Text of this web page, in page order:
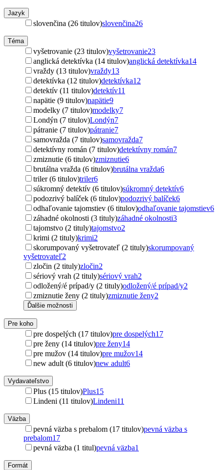
Jazyk
slovenčina (26 titulov)slovenčina26
Téma
vyšetrovanie (23 titulov)vyšetrovanie23
anglická detektívka (14 titulov)anglická detektívka14
vraždy (13 titulov)vraždy13
detektívka (12 titulov)detektívka12
detektív (11 titulov)detektív11
napätie (9 titulov)napätie9
modelky (7 titulov)modelky7
Londýn (7 titulov)Londýn7
pátranie (7 titulov)pátranie7
samovražda (7 titulov)samovražda7
detektívny román (7 titulov)detektívny román7
zmiznutie (6 titulov)zmiznutie6
brutálna vražda (6 titulov)brutálna vražda6
triler (6 titulov)triler6
súkromný detektív (6 titulov)súkromný detektív6
podozrivý balíček (6 titulov)podozrivý balíček6
odhaľovanie tajomstiev (6 titulov)odhaľovanie tajomstiev6
záhadné okolnosti (3 tituly)záhadné okolnosti3
tajomstvo (2 tituly)tajomstvo2
krimi (2 tituly)krimi2
skorumpovaný vyšetrovateľ (2 tituly)skorumpovaný
vyšetrovateľ2
zločin (2 tituly)zločin2
sériový vrah (2 tituly)sériový vrah2
odložený/é prípad/y (2 tituly)odložený/é prípad/y2
zmiznutie ženy (2 tituly)zmiznutie ženy2
Ďalšie možnosti
Pre koho
pre dospelých (17 titulov)pre dospelých17
pre ženy (14 titulov)pre ženy14
pre mužov (14 titulov)pre mužov14
new adult (6 titulov)new adult6
Vydavateľstvo
Plus (15 titulov)Plus15
Lindeni (11 titulov)Lindeni11
Väzba
pevná väzba s prebalom (17 titulov)pevná väzba s
prebalom17
pevná väzba (1 titul)pevná väzba1
Formát